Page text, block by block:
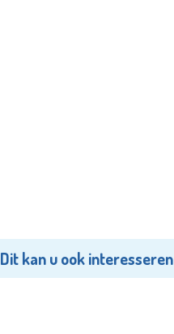
Dit kan u ook interesseren